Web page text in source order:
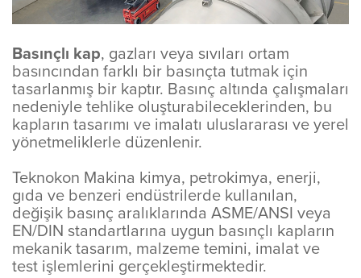
Basınçlı kap, gazları veya sıvıları ortam
basıncından farklı bir basınçta tutmak için
tasarlanmış bir kaptır. Basınç altında çalışmaları
nedeniyle tehlike oluşturabileceklerinden, bu
kapların tasarımı ve imalatı uluslararası ve yerel
yönetmeliklerle düzenlenir.
Teknokon Makina kimya, petrokimya, enerji,
gıda ve benzeri endüstrilerde kullanılan,
değişik basınç aralıklarında ASME/ANSI veya
EN/DIN standartlarına uygun basınçlı kapların
mekanik tasarım, malzeme temini, imalat ve
test işlemlerini gerçekleştirmektedir.